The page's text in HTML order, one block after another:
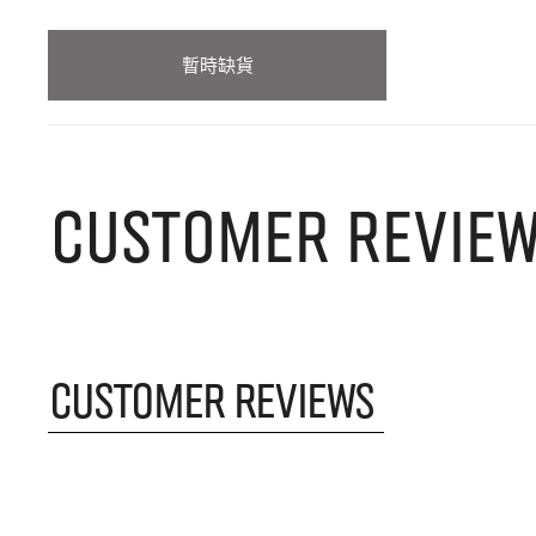
暫時缺貨
CUSTOMER
CUSTOMER REVIEWS